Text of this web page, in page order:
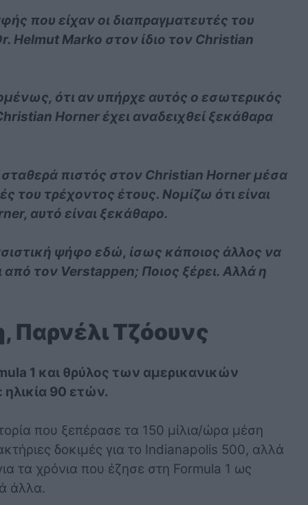
που είχαν οι διαπραγματευτές του
Helmut Marko στον ίδιο τον Christian
ότι αν υπήρχε αυτός ο εσωτερικός
Horner έχει αναδειχθεί ξεκάθαρα
πιστός στον Christian Horner μέσα
του τρέχοντος έτους. Νομίζω ότι είναι
αυτό είναι ξεκάθαρο.
ψήφο εδώ, ίσως κάποιος άλλος να
τον Verstappen; Ποιος ξέρει. Αλλά η
Παρνέλι Τζόουνς
1 και θρύλος των αμερικανικών
90 ετών.
που ξεπέρασε τα 150 μίλια/ώρα μέση
δοκιμές για το Indianapolis 500, αλλά
τα χρόνια που έζησε στη Formula 1 ως
άλλα.